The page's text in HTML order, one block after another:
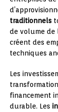
traditionnels
de volume de
créent des
techniques
Les
financement
durable. Les